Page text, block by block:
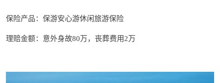
保险产品： 保游安心游休闲旅游保险
理赔金额：意外身故80万，丧葬费用2万